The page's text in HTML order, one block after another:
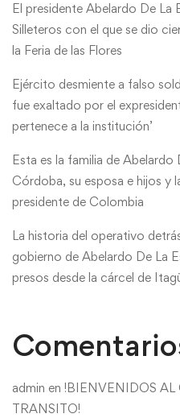
El presidente Abelardo De La
Silleteros con el que se dio
la Feria de las Flores
Ejército desmiente a falso
fue exaltado por el
pertenece a la institución’
Esta es la familia de Abelardo
Córdoba, su esposa e hijos y
presidente de Colombia
La historia del operativo
gobierno de Abelardo De La
presos desde la cárcel de
admin en !BIENVENIDOS AL
TRANSITO!